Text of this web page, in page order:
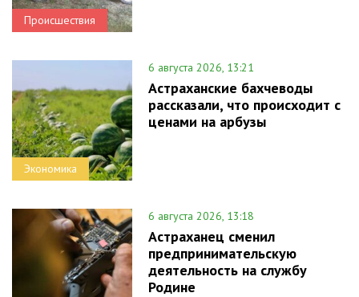
Происшествия
Экономика
6 августа 2026, 13:21
Астраханские бахчеводы
рассказали, что происходит с
ценами на арбузы
6 августа 2026, 13:18
Астраханец сменил
предпринимательскую
деятельность на службу
Родине